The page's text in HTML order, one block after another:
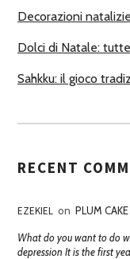
Decorazioni
Dolci di Natale:
Sahkku: il gioco
RECENT
EZEKIEL on PLUM
What do you want to do
depression It is the first